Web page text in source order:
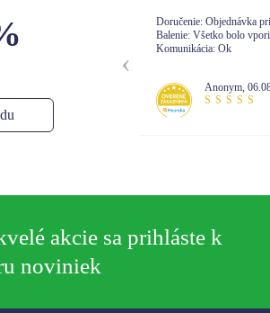
prišla podľa plánu
vporiadku
Doručenie: Prisla
Balenie: Super
Komunikácia:
Helena,
akcie sa prihláste k
noviniek